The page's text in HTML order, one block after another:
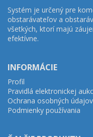
Systém je určený pre
obstarávateľov a
všetkých, ktorí majú
efektívne.
INFORMÁCIE
Profil
Pravidlá elektronickej
Ochrana osobných údajov
Podmienky používania